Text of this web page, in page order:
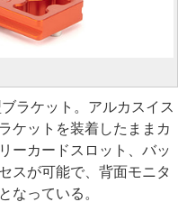
ラケット。アルカスイス
ケットを装着したままカ
ーカードスロット、バッ
スが可能で、背面モニタ
なっている。